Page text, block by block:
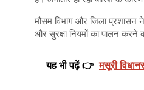
मौसम विभाग और जिला प्रशासन
और सुरक्षा नियमों का पालन करने
यह भी पढ़ें 👉 मसूरी